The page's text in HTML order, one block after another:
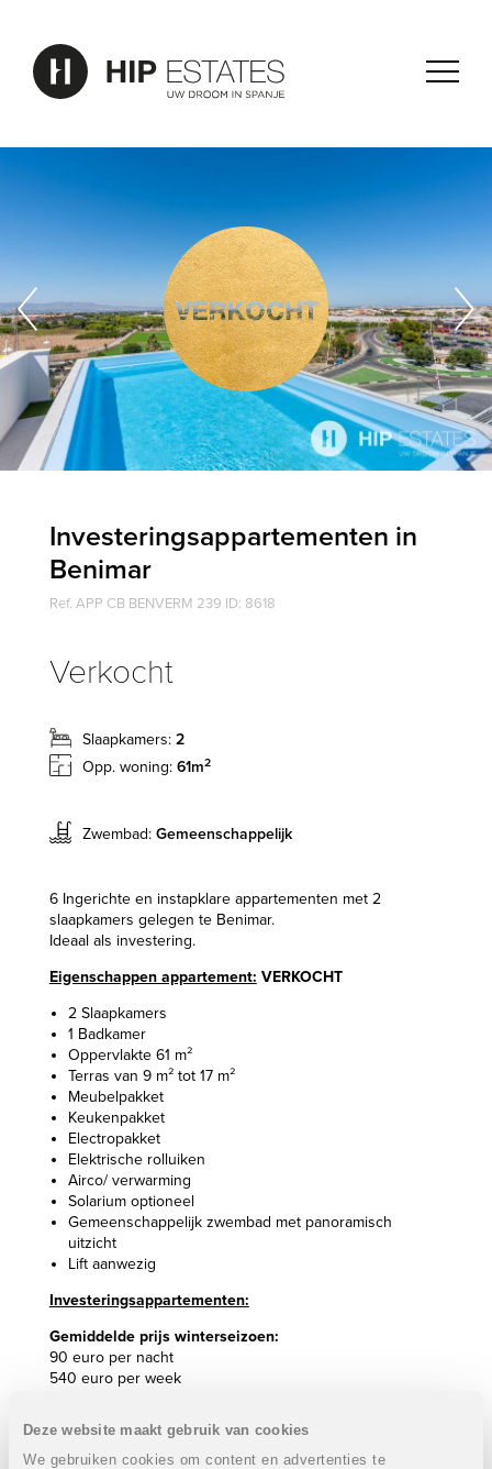
Deze website maakt gebruik van cookies
We gebruiken cookies om content en advertenties te
Investeringsappartementen in
Benimar
Ref. APP CB BENVERM 239 ID: 8618
Verkocht
Slaapkamers: 2
Opp. woning: 61m2
Zwembad: Gemeenschappelijk
6 Ingerichte en instapklare appartementen met 2
slaapkamers gelegen te Benimar.
Ideaal als investering.
Eigenschappen appartement: VERKOCHT
2 Slaapkamers
1 Badkamer
Oppervlakte 61 m²
Terras van 9 m² tot 17 m²
Meubelpakket
Keukenpakket
Electropakket
Elektrische rolluiken
Airco/ verwarming
Solarium optioneel
Gemeenschappelijk zwembad met panoramisch
uitzicht
Lift aanwezig
Investeringsappartementen:
Gemiddelde prijs winterseizoen:
90 euro per nacht
540 euro per week
110 euro per nacht
660 euro per week